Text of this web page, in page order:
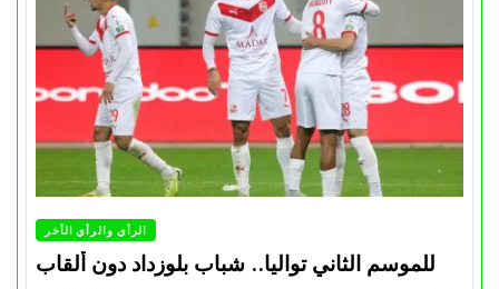
الرأي والرأي الأخر
للموسم الثاني تواليا.. شباب بلوزداد دون ألقاب